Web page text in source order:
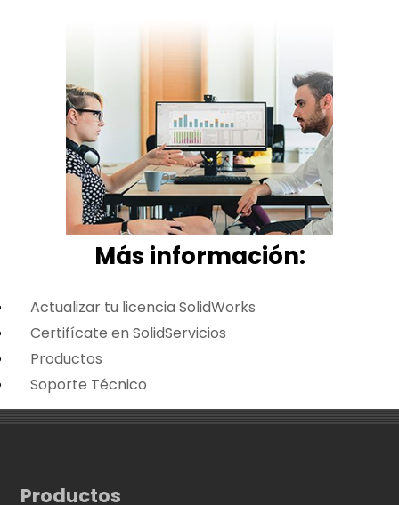
Más información:
Actualizar tu licencia SolidWorks
Certifícate en SolidServicios
Productos
Soporte Técnico
Productos